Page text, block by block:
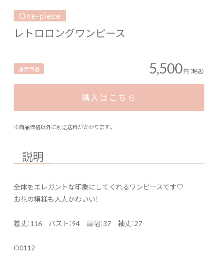
One-piece
レトロロングワンピース
通常価格 5,500円 （税込）
購入はこちら
※商品価格以外に別途送料がかかります。
説明
全体をエレガントな印象にしてくれるワンピースです♡
お花の模様も大人かわいい！
着丈：116 バスト：94 肩幅：37 袖丈：27
O0112